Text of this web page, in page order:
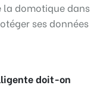
la domotique dans
ses données
doit-on